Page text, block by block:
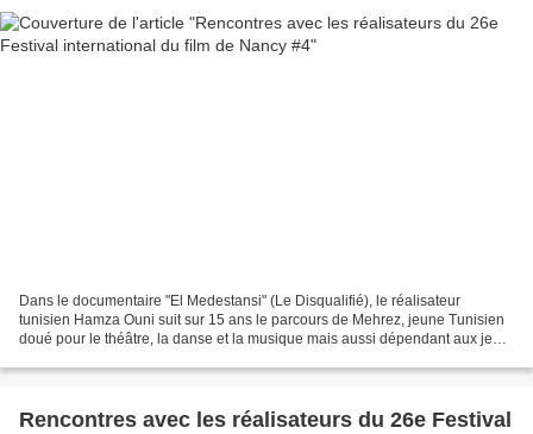
Dans le documentaire "El Medestansi" (Le Disqualifié), le réalisateur
tunisien Hamza Ouni suit sur 15 ans le parcours de Mehrez, jeune Tunisien
doué pour le théâtre, la danse et la musique mais aussi dépendant aux jeux
Rencontres avec les réalisateurs du 26e Festival